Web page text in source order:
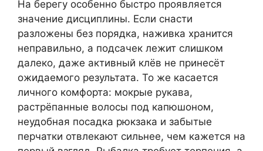
На берегу особенно быстро проявляется
значение дисциплины. Если снасти
разложены без порядка, наживка хранится
неправильно, а подсачек лежит слишком
далеко, даже активный клёв не принесёт
ожидаемого результата. То же касается
личного комфорта: мокрые рукава,
растрёпанные волосы под капюшоном,
неудобная посадка рюкзака и забытые
перчатки отвлекают сильнее, чем кажется на